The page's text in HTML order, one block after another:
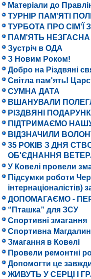
Матеріали до
ТУРНІР ПАМ'ЯТІ
ТУРБОТА ПРО СІМ'Ї
ПАМ'ЯТЬ НЕЗГАСНА
Зустріч в ОДА
З Новим Роком!
Добро на Різдвяні
Світла пам'ять!
СУМНА ДАТА
ВШАНУВАЛИ
РІЗДВЯНІ
ПІДТРИМАЄМО
ВІДЗНАЧИЛИ
35 РОКІВ З ДНЯ
ОБ'ЄДНАННЯ
У Ковелі провели
Підсумки роботи
інтернаціоналістів)
ДОПОМАГАЄМО -
“Пташка” для ЗСУ
Спортивні змагання
Спортивна
Змагання в Ковелі
Провели ремонтні
Допомогти це
ЖИВУТЬ У СЕРЦІ І